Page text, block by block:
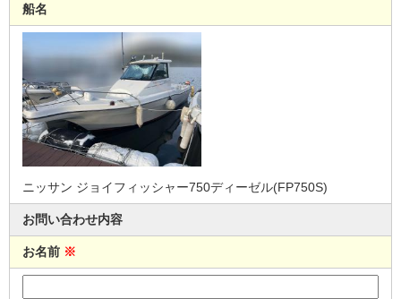
船名
ニッサン ジョイフィッシャー750ディーゼル(FP750S)
お問い合わせ内容
お名前 ※